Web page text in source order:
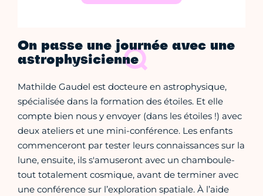
On passe une journée avec une
astrophysicienne
Mathilde Gaudel est docteure en astrophysique,
spécialisée dans la formation des étoiles. Et elle
compte bien nous y envoyer (dans les étoiles !) avec
deux ateliers et une mini-conférence. Les enfants
commenceront par tester leurs connaissances sur la
lune, ensuite, ils s'amuseront avec un chamboule-
tout totalement cosmique, avant de terminer avec
une conférence sur l’exploration spatiale. À l’aide